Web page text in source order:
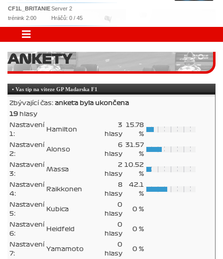
CF1L_BRITANIEServer 2
trénink 2:00
Hráčů: 0 / 45
ANKETY
• Vas tip na viteze GP Madarska F1
Zbývající čas: anketa byla ukončena
19 hlasy
Nastavení
1:
Hamilton
3
hlasy
15.78
%
Nastavení
2:
Alonso
6
hlasy
31.57
%
Nastavení
3:
Massa
2
hlasy
10.52
%
Nastavení
4:
Raikkonen
8
hlasy
42.1
%
Nastavení
5:
Kubica
0
hlasy
0 %
Nastavení
6:
Heidfeld
0
hlasy
0 %
Nastavení
7:
Yamamoto
0
hlasy
0 %